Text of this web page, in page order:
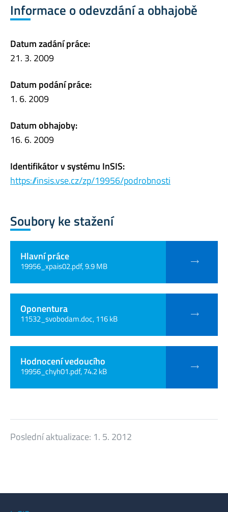
Informace o odevzdání a obhajobě
Datum zadání práce:
21. 3. 2009
Datum podání práce:
1. 6. 2009
Datum obhajoby:
16. 6. 2009
Identifikátor v systému InSIS:
https://insis.vse.cz/zp/19956/podrobnosti
Soubory ke stažení
Hlavní práce
19956_xpais02.pdf, 9.9 MB
Oponentura
11532_svobodam.doc, 116 kB
Hodnocení vedoucího
19956_chyh01.pdf, 74.2 kB
Poslední aktualizace: 1. 5. 2012